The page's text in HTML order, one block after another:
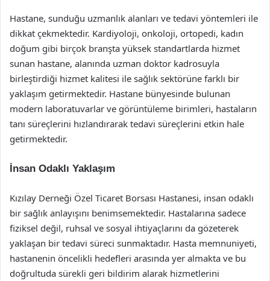
Hastane, sunduğu uzmanlık alanları ve tedavi yöntemleri ile
dikkat çekmektedir. Kardiyoloji, onkoloji, ortopedi, kadın
doğum gibi birçok branşta yüksek standartlarda hizmet
sunan hastane, alanında uzman doktor kadrosuyla
birleştirdiği hizmet kalitesi ile sağlık sektörüne farklı bir
yaklaşım getirmektedir. Hastane bünyesinde bulunan
modern laboratuvarlar ve görüntüleme birimleri, hastaların
tanı süreçlerini hızlandırarak tedavi süreçlerini etkin hale
getirmektedir.
İnsan Odaklı Yaklaşım
Kızılay Derneği Özel Ticaret Borsası Hastanesi, insan odaklı
bir sağlık anlayışını benimsemektedir. Hastalarına sadece
fiziksel değil, ruhsal ve sosyal ihtiyaçlarını da gözeterek
yaklaşan bir tedavi süreci sunmaktadır. Hasta memnuniyeti,
hastanenin öncelikli hedefleri arasında yer almakta ve bu
doğrultuda sürekli geri bildirim alarak hizmetlerini